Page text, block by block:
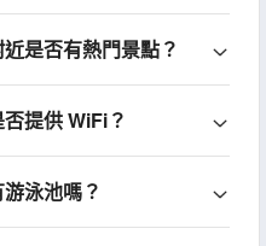
是否有熱門景點？
提供 WiFi？
泳池嗎？